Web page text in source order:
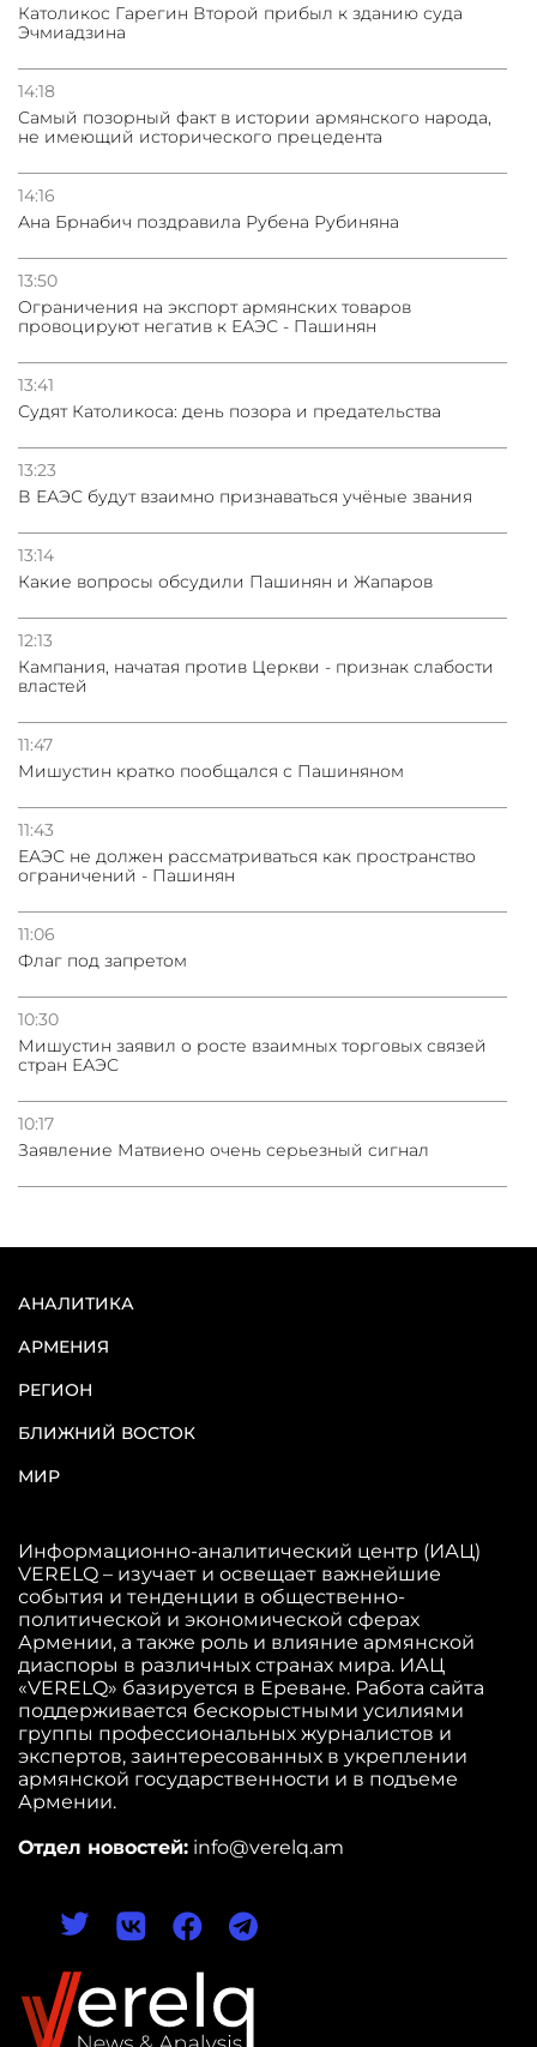
Католикос Гарегин Второй прибыл к зданию суда
Эчмиадзина
14:18
Самый позорный факт в истории армянского народа,
не имеющий исторического прецедента
14:16
Ана Брнабич поздравила Рубена Рубиняна
13:50
Oграничения на экспорт армянских товаров
провоцируют негатив к ЕАЭС - Пашинян
13:41
Судят Католикоса: день позора и предательства
13:23
В ЕАЭС будут взаимно признаваться учёные звания
13:14
Какие вопросы обсудили Пашинян и Жапаров
12:13
Кампания, начатая против Церкви - признак слабости
властей
11:47
Мишустин кратко пообщался с Пашиняном
11:43
ЕАЭС не должен рассматриваться как пространство
ограничений - Пашинян
11:06
Флаг под запретом
10:30
Мишустин заявил о росте взаимных торговых связей
стран ЕАЭС
10:17
Заявление Матвиено очень серьезный сигнал
АНАЛИТИКА
АРМЕНИЯ
РЕГИОН
БЛИЖНИЙ ВОСТОК
МИР
Информационно-аналитический центр (ИАЦ)
VERELQ – изучает и освещает важнейшие
события и тенденции в общественно-
политической и экономической сферах
Армении, а также роль и влияние армянской
диаспоры в различных странах мира. ИАЦ
«VERELQ» базируется в Ереване. Работа сайта
поддерживается бескорыстными усилиями
группы профессиональных журналистов и
экспертов, заинтересованных в укреплении
армянской государственности и в подъеме
Армении.
Отдел новостей: info@verelq.am